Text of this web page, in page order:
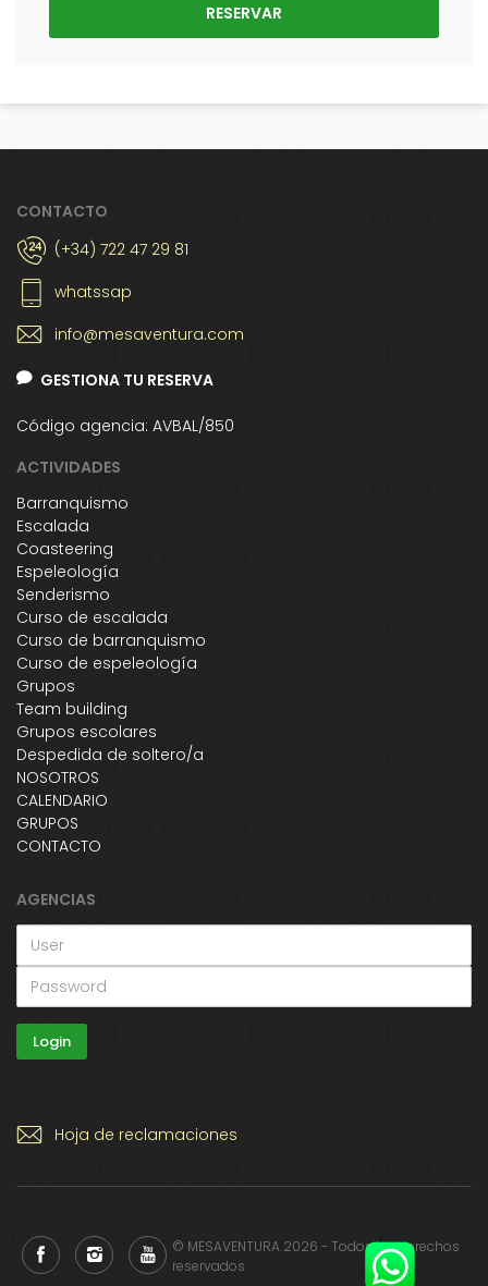
CONTACTO
(+34) 722 47 29 81
whatssap
info@mesaventura.com
GESTIONA TU RESERVA
Código agencia: AVBAL/850
ACTIVIDADES
Barranquismo
Escalada
Coasteering
Espeleología
Senderismo
Curso de escalada
Curso de barranquismo
Curso de espeleología
Grupos
Team building
Grupos escolares
Despedida de soltero/a
NOSOTROS
CALENDARIO
GRUPOS
CONTACTO
AGENCIAS
Hoja de reclamaciones
© MESAVENTURA 2026 - Todos los derechos
reservados